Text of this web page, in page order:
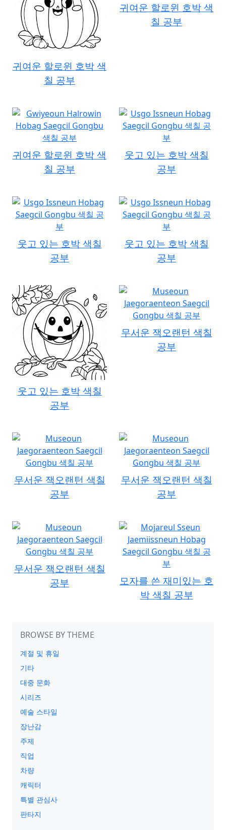
귀여운 할로윈 호박 색
칠 공부
귀여운 할로윈 호박 색
칠 공부
귀여운 할로윈 호박 색
칠 공부
웃고 있는 호박 색칠
공부
웃고 있는 호박 색칠
공부
웃고 있는 호박 색칠
공부
웃고 있는 호박 색칠
공부
무서운 잭오랜턴 색칠
공부
무서운 잭오랜턴 색칠
공부
무서운 잭오랜턴 색칠
공부
무서운 잭오랜턴 색칠
공부
모자를 쓴 재미있는 호
박 색칠 공부
BROWSE BY THEME
계절 및 휴일
기타
대중 문화
시리즈
예술 스타일
장난감
주제
직업
차량
캐릭터
특별 관심사
판타지